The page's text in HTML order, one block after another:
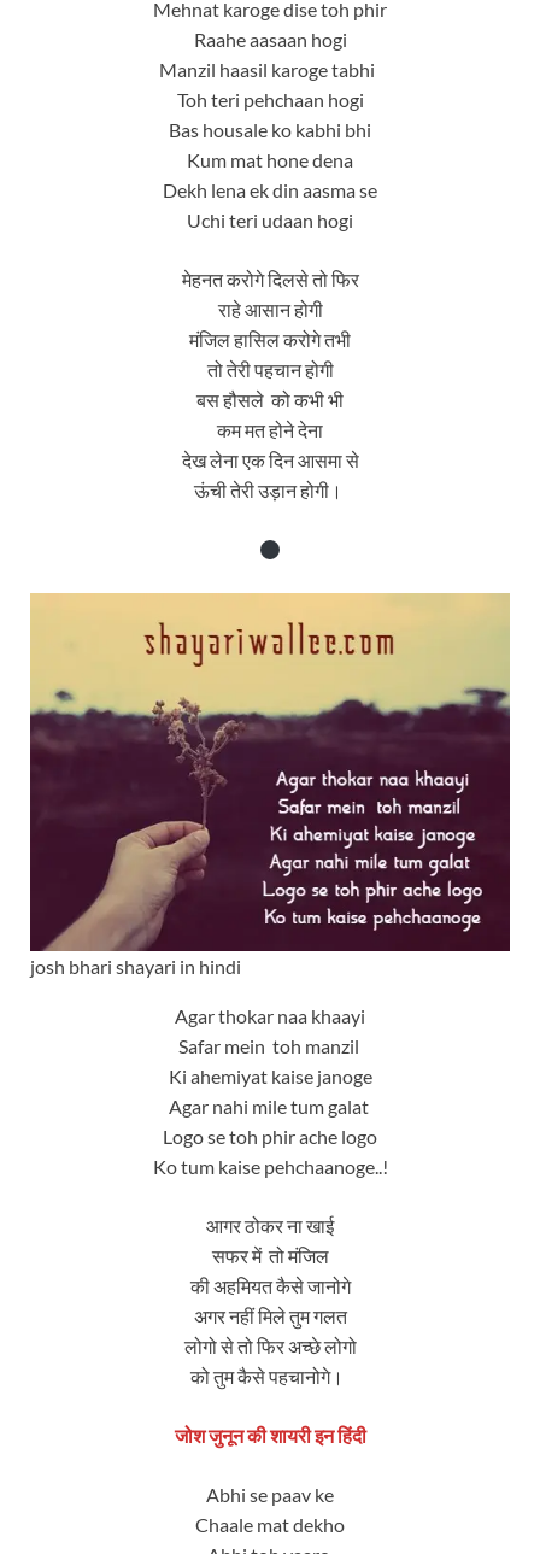
Mehnat karoge dise toh phir
Raahe aasaan hogi
Manzil haasil karoge tabhi
Toh teri pehchaan hogi
Bas housale ko kabhi bhi
Kum mat hone dena
Dekh lena ek din aasma se
Uchi teri udaan hogi
मेहनत करोगे दिलसे तो फिर
राहे आसान होगी
मंजिल हासिल करोगे तभी
तो तेरी पहचान होगी
बस हौसले को कभी भी
कम मत होने देना
देख लेना एक दिन आसमा से
ऊंची तेरी उड़ान होगी।
josh bhari shayari in hindi
Agar thokar naa khaayi
Safar mein toh manzil
Ki ahemiyat kaise janoge
Agar nahi mile tum galat
Logo se toh phir ache logo
Ko tum kaise pehchaanoge..!
आगर ठोकर ना खाई
सफर में तो मंजिल
की अहमियत कैसे जानोगे
अगर नहीं मिले तुम गलत
लोगो से तो फिर अच्छे लोगो
को तुम कैसे पहचानोगे।
जोश जुनून की शायरी इन हिंदी
Abhi se paav ke
Chaale mat dekho